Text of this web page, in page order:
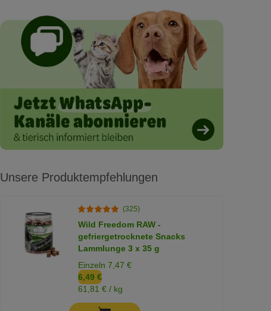
Unsere Produktempfehlungen
(325)
Wild Freedom RAW -
gefriergetrocknete Snacks
Lammlunge 3 x 35 g
Einzeln 7,47 €
6,49 €
61,81 € / kg